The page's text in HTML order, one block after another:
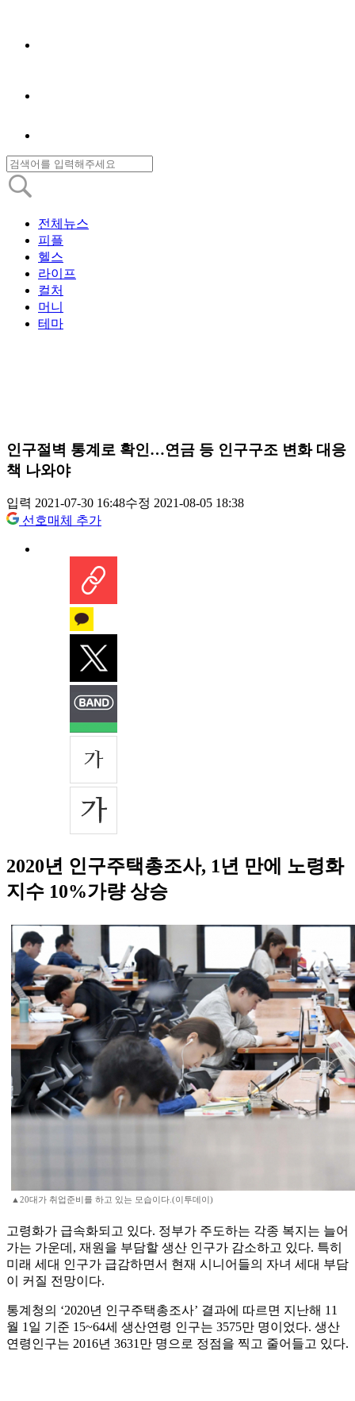
전체뉴스
피플
헬스
라이프
컬처
머니
테마
인구절벽 통계로 확인…연금 등 인구구조 변화 대응
책 나와야
입력 2021-07-30 16:48수정 2021-08-05 18:38
선호매체 추가
2020년 인구주택총조사, 1년 만에 노령화
지수 10%가량 상승
▲20대가 취업준비를 하고 있는 모습이다.(이투데이)
고령화가 급속화되고 있다. 정부가 주도하는 각종 복지는 늘어
가는 가운데, 재원을 부담할 생산 인구가 감소하고 있다. 특히
미래 세대 인구가 급감하면서 현재 시니어들의 자녀 세대 부담
이 커질 전망이다.
통계청의 ‘2020년 인구주택총조사’ 결과에 따르면 지난해 11
월 1일 기준 15~64세 생산연령 인구는 3575만 명이었다. 생산
연령인구는 2016년 3631만 명으로 정점을 찍고 줄어들고 있다.